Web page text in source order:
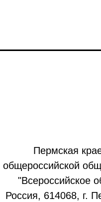
Пермская
общероссийской
"Всероссийское
Россия, 614068, г.